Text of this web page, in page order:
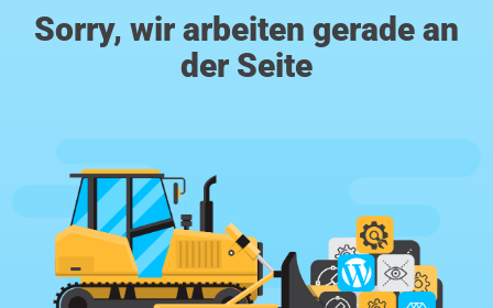
Sorry, wir arbeiten gerade an
der Seite